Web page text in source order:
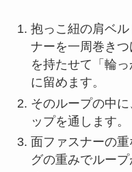
抱っこ紐の肩ベ
ナーを一周巻き
を持たせて「輪
に留めます。
そのループの中
ップを通します。
面ファスナーの
グの重みでルー